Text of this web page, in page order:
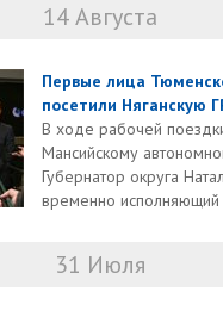
14 Августа
Первые лица
посетили Няганскую
В ходе рабочей
Мансийскому
Губернатор округа
временно исполняющий
31 Июля